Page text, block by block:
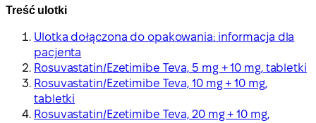
Treść ulotki
Ulotka dołączona do opakowania: informacja dla
pacjenta
Rosuvastatin/Ezetimibe Teva, 5 mg + 10 mg, tabletki
Rosuvastatin/Ezetimibe Teva, 10 mg + 10 mg,
tabletki
Rosuvastatin/Ezetimibe Teva, 20 mg + 10 mg,